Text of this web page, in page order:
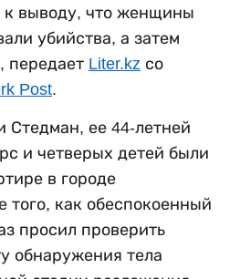
к выводу, что женщины
убийства, а затем
передает Liter.kz со
Post.
Стедман, ее 44-летней
и четверых детей были
в городе
того, как обеспокоенный
просил проверить
обнаружения тела